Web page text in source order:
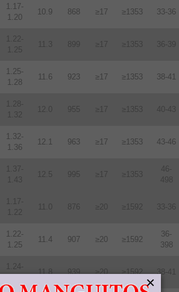
1.17-
1.20
10.9 868 ≥17 ≥1353 33-36
1.22-
1.25
11.3 899 ≥17 ≥1353 36-39
1.25-
1.28
11.6 923 ≥17 ≥1353 38-41
1.28-
1.32
12 0 955 ≥17 ≥1353 40-43
1.32-
1.36
12.1 963 ≥17 ≥1353 43-46
1.37-
1.43
12.5 995 ≥17 ≥1353
46-
498
1.17-
1.22
11.0 876 ≥20 ≥1592 33-36
1.22-
1.25
11.4 907 ≥20 ≥1592
36-
398
1.24-
11.8 939 ≥20 ≥1592 38-41
×